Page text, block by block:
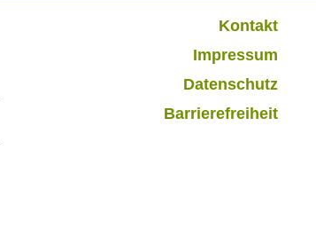
Kontakt
Impressum
Datenschutz
Barrierefreiheit